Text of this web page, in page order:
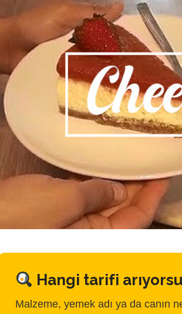
Hangi tarifi
Malzeme, yemek adı ya da canın